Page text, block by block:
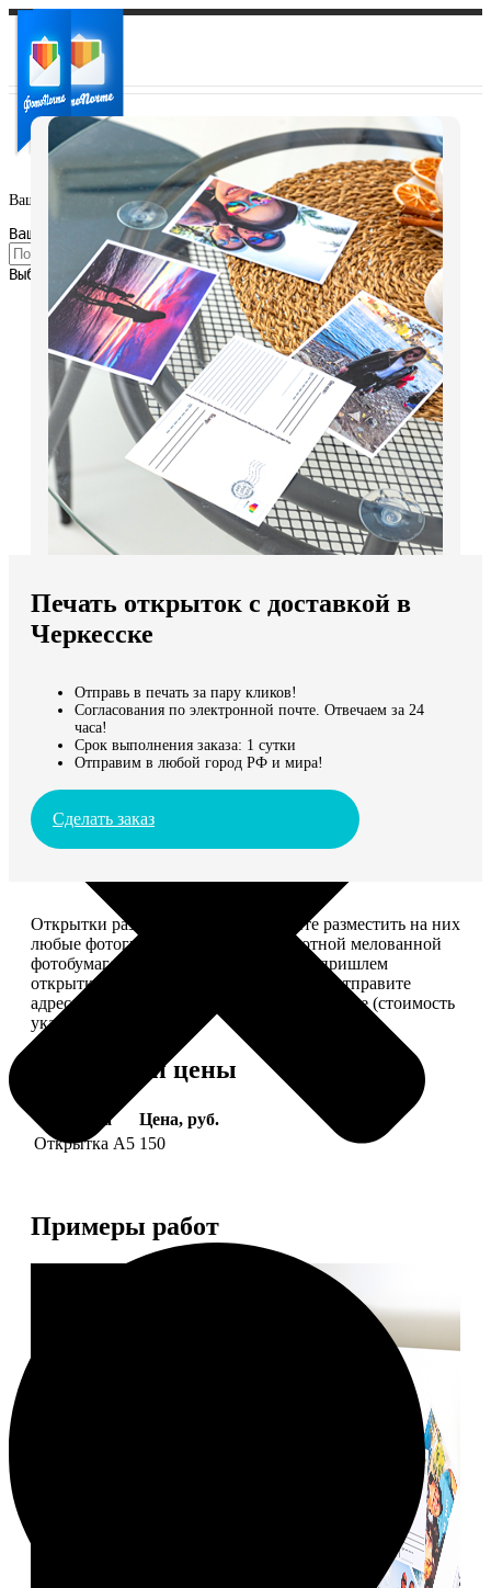
Ваш город:
Ваш регион доставки
Выберите из списка:
Мы доставляем по всему миру
Продолжить без города
Печать открыток с доставкой в
Черкесске
Отправь в печать за пару кликов!
Согласования по электронной почте. Отвечаем за 24
часа!
Срок выполнения заказа: 1 сутки
Отправим в любой город РФ и мира!
Сделать заказ
Открытки размером 10*15, вы можете разместить на них
любые фотографии. Печатаем на плотной мелованной
фотобумаге плотностью 300 г/м2. Мы пришлем
открытки вам, вы сами их подпишете и отправите
адресату. Заказать можно 6 открыток и более (стоимость
указана за 6 штук).
Форматы и цены
Услуга
Цена, руб.
Открытка А5 150
Примеры работ